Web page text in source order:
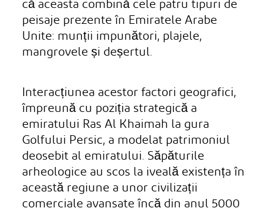
peisaje prezente în Emiratele Arabe
Unite: munții impunători, plajele,
mangrovele și deșertul.
Interacțiunea acestor factori geografici,
împreună cu poziția strategică a
emiratului Ras Al Khaimah la gura
Golfului Persic, a modelat patrimoniul
deosebit al emiratului. Săpăturile
arheologice au scos la iveală existența în
această regiune a unor civilizații